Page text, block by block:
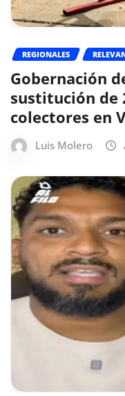
REGIONALES
Gobernación
sustitución de
colectores en
Luis Molero